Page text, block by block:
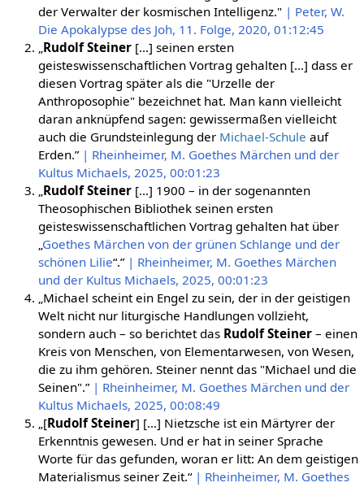
der Verwalter der kosmischen Intelligenz." | Peter, W.
Die Apokalypse des Joh, 11. Folge, 2020, 01:12:45
Rudolf Steiner[…] seinen ersten
geisteswissenschaftlichen Vortrag gehalten […] dass er
diesen Vortrag später als die "Urzelle der
Anthroposophie" bezeichnet hat. Man kann vielleicht
daran anknüpfend sagen: gewissermaßen vielleicht
auch die Grundsteinlegung der Michael-Schule auf
Erden.” | Rheinheimer, M. Goethes Märchen und der
Kultus Michaels, 2025, 00:01:23
Rudolf Steiner[…] 1900 – in der sogenannten
Theosophischen Bibliothek seinen ersten
geisteswissenschaftlichen Vortrag gehalten hat über
Goethes Märchen von der grünen Schlange und der
schönen Lilie“.” | Rheinheimer, M. Goethes Märchen
und der Kultus Michaels, 2025, 00:01:23
„Michael scheint ein Engel zu sein, der in der geistigen
Welt nicht nur liturgische Handlungen vollzieht,
sondern auch – so berichtet das Rudolf Steiner– einen
Kreis von Menschen, von Elementarwesen, von Wesen,
die zu ihm gehören. Steiner nennt das "Michael und die
Seinen".” | Rheinheimer, M. Goethes Märchen und der
Kultus Michaels, 2025, 00:08:49
„[Rudolf Steiner] […] Nietzsche ist ein Märtyrer der
Erkenntnis gewesen. Und er hat in seiner Sprache
Worte für das gefunden, woran er litt: An dem geistigen
Materialismus seiner Zeit.“ | Rheinheimer, M. Goethes